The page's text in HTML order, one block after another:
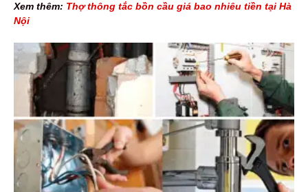
Xem thêm: Thợ thông tắc bồn cầu giá bao nhiêu tiền tại Hà
Nội